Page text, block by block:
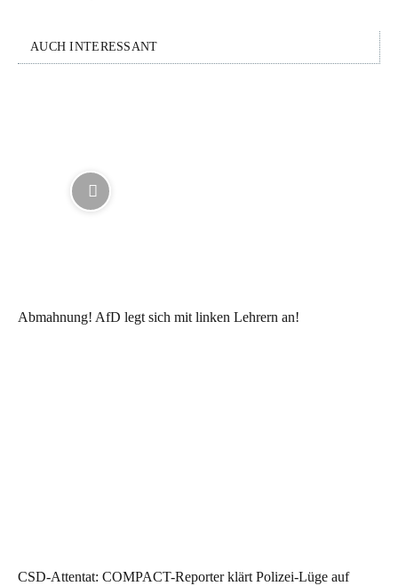
AUCH INTERESSANT
Abmahnung! AfD legt sich mit linken Lehrern an!
CSD-Attentat: COMPACT-Reporter klärt Polizei-Lüge auf